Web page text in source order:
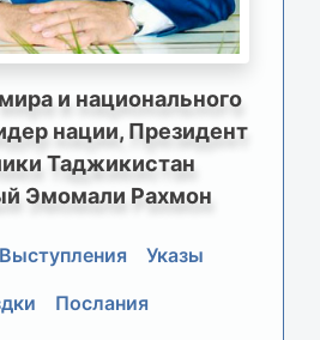
и национального
нации, Президент
Таджикистан
Эмомали Рахмон
Выступления
Указы
Послания